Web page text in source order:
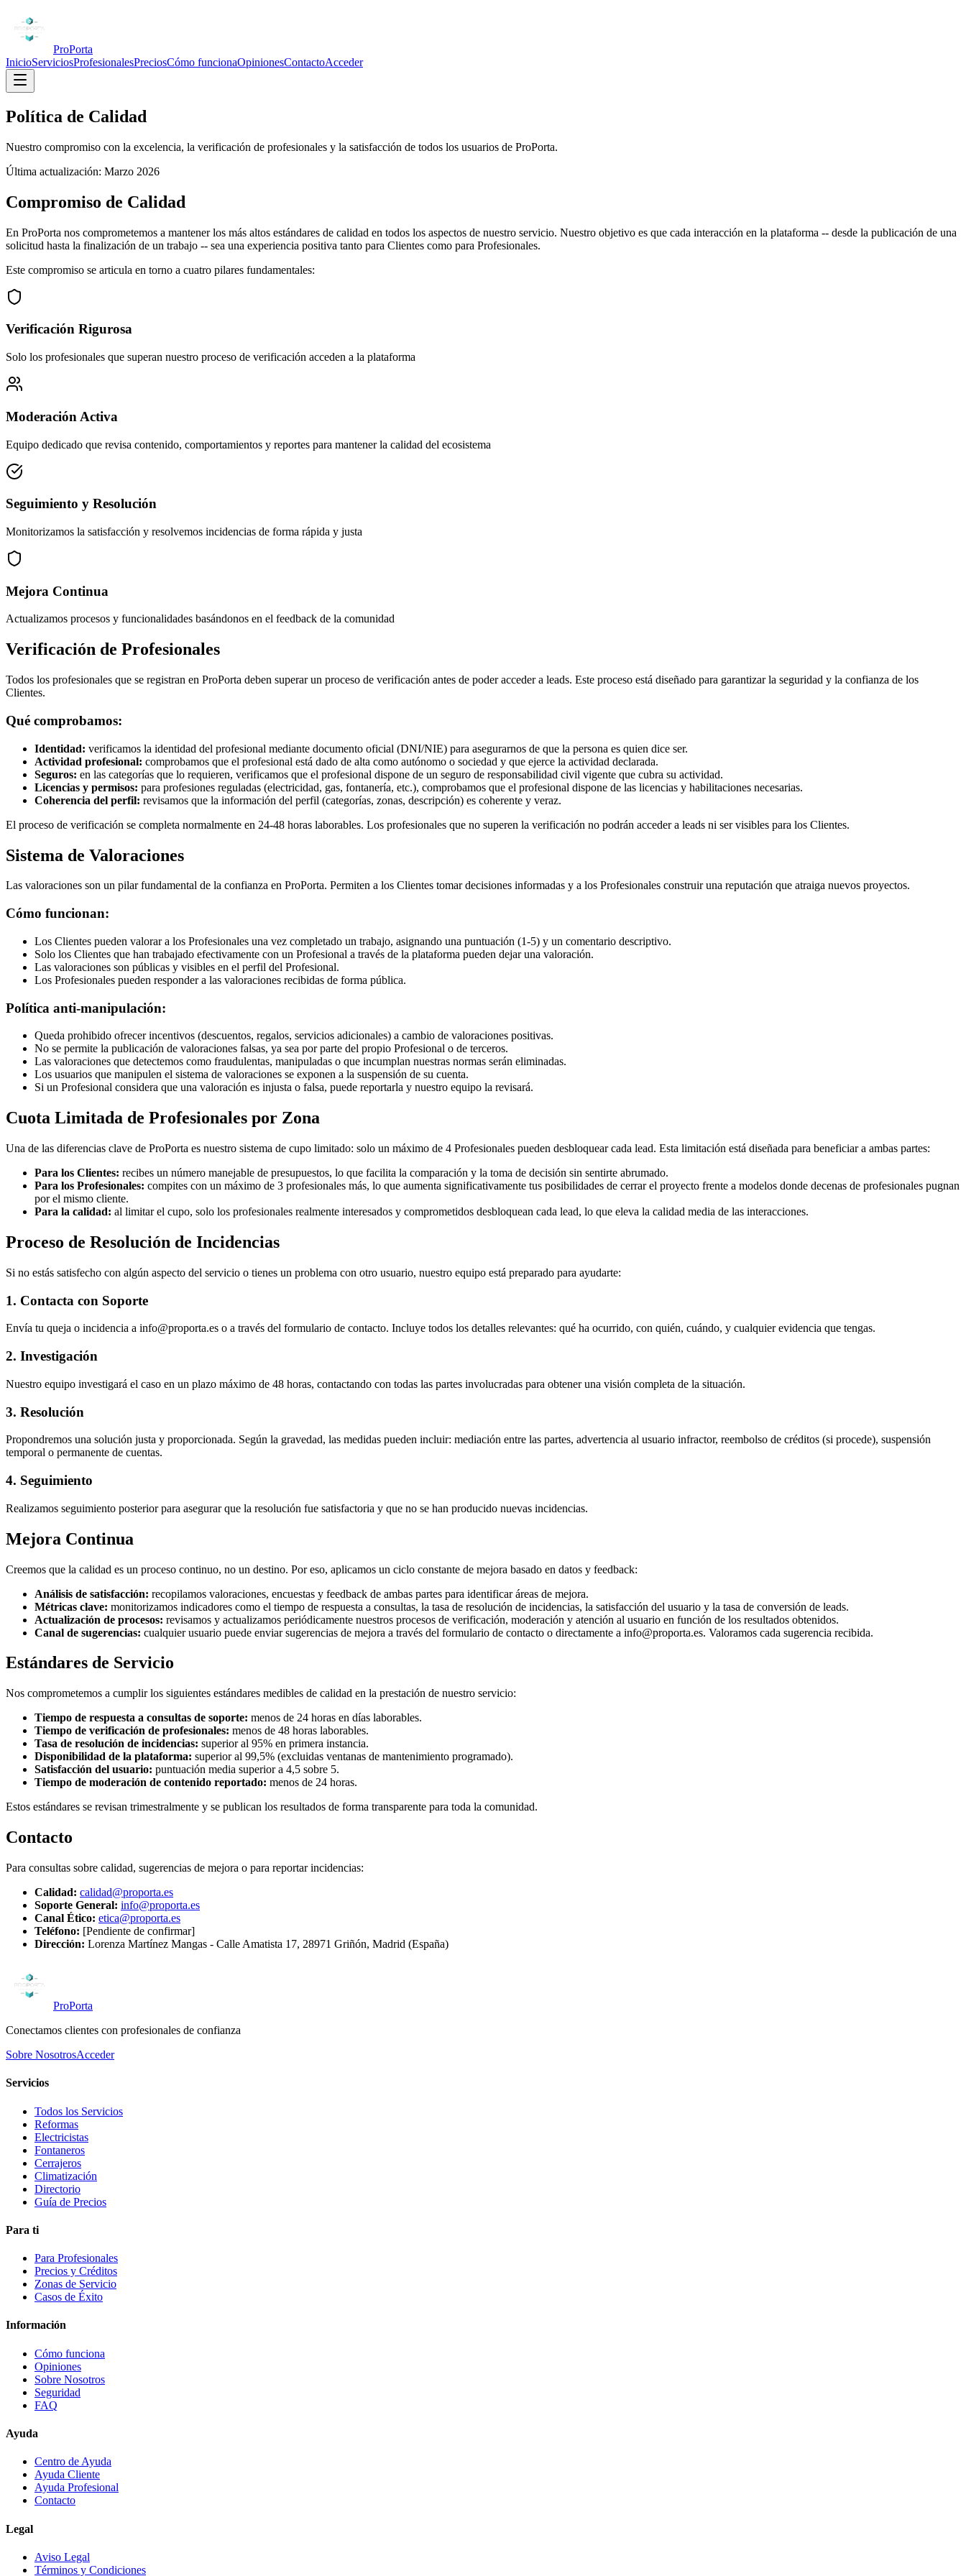
ProPorta
InicioServiciosProfesionalesPreciosCómo funcionaOpinionesContactoAcceder
Política de Calidad
Nuestro compromiso con la excelencia, la verificación de profesionales y la satisfacción de todos los usuarios de ProPorta.
Última actualización: Marzo 2026
Compromiso de Calidad
En ProPorta nos comprometemos a mantener los más altos estándares de calidad en todos los aspectos de nuestro servicio. Nuestro objetivo es que cada interacción en la plataforma -- desde la publicación de una
solicitud hasta la finalización de un trabajo -- sea una experiencia positiva tanto para Clientes como para Profesionales.
Este compromiso se articula en torno a cuatro pilares fundamentales:
Verificación Rigurosa
Solo los profesionales que superan nuestro proceso de verificación acceden a la plataforma
Moderación Activa
Equipo dedicado que revisa contenido, comportamientos y reportes para mantener la calidad del ecosistema
Seguimiento y Resolución
Monitorizamos la satisfacción y resolvemos incidencias de forma rápida y justa
Mejora Continua
Actualizamos procesos y funcionalidades basándonos en el feedback de la comunidad
Verificación de Profesionales
Todos los profesionales que se registran en ProPorta deben superar un proceso de verificación antes de poder acceder a leads. Este proceso está diseñado para garantizar la seguridad y la confianza de los
Clientes.
Qué comprobamos:
Identidad: verificamos la identidad del profesional mediante documento oficial (DNI/NIE) para asegurarnos de que la persona es quien dice ser.
Actividad profesional: comprobamos que el profesional está dado de alta como autónomo o sociedad y que ejerce la actividad declarada.
Seguros: en las categorías que lo requieren, verificamos que el profesional dispone de un seguro de responsabilidad civil vigente que cubra su actividad.
Licencias y permisos: para profesiones reguladas (electricidad, gas, fontanería, etc.), comprobamos que el profesional dispone de las licencias y habilitaciones necesarias.
Coherencia del perfil: revisamos que la información del perfil (categorías, zonas, descripción) es coherente y veraz.
El proceso de verificación se completa normalmente en 24-48 horas laborables. Los profesionales que no superen la verificación no podrán acceder a leads ni ser visibles para los Clientes.
Sistema de Valoraciones
Las valoraciones son un pilar fundamental de la confianza en ProPorta. Permiten a los Clientes tomar decisiones informadas y a los Profesionales construir una reputación que atraiga nuevos proyectos.
Cómo funcionan:
Los Clientes pueden valorar a los Profesionales una vez completado un trabajo, asignando una puntuación (1-5) y un comentario descriptivo.
Solo los Clientes que han trabajado efectivamente con un Profesional a través de la plataforma pueden dejar una valoración.
Las valoraciones son públicas y visibles en el perfil del Profesional.
Los Profesionales pueden responder a las valoraciones recibidas de forma pública.
Política anti-manipulación:
Queda prohibido ofrecer incentivos (descuentos, regalos, servicios adicionales) a cambio de valoraciones positivas.
No se permite la publicación de valoraciones falsas, ya sea por parte del propio Profesional o de terceros.
Las valoraciones que detectemos como fraudulentas, manipuladas o que incumplan nuestras normas serán eliminadas.
Los usuarios que manipulen el sistema de valoraciones se exponen a la suspensión de su cuenta.
Si un Profesional considera que una valoración es injusta o falsa, puede reportarla y nuestro equipo la revisará.
Cuota Limitada de Profesionales por Zona
Una de las diferencias clave de ProPorta es nuestro sistema de cupo limitado: solo un máximo de 4 Profesionales pueden desbloquear cada lead. Esta limitación está diseñada para beneficiar a ambas partes:
Para los Clientes: recibes un número manejable de presupuestos, lo que facilita la comparación y la toma de decisión sin sentirte abrumado.
Para los Profesionales: compites con un máximo de 3 profesionales más, lo que aumenta significativamente tus posibilidades de cerrar el proyecto frente a modelos donde decenas de profesionales pugnan
por el mismo cliente.
Para la calidad: al limitar el cupo, solo los profesionales realmente interesados y comprometidos desbloquean cada lead, lo que eleva la calidad media de las interacciones.
Proceso de Resolución de Incidencias
Si no estás satisfecho con algún aspecto del servicio o tienes un problema con otro usuario, nuestro equipo está preparado para ayudarte:
1. Contacta con Soporte
Envía tu queja o incidencia a info@proporta.es o a través del formulario de contacto. Incluye todos los detalles relevantes: qué ha ocurrido, con quién, cuándo, y cualquier evidencia que tengas.
2. Investigación
Nuestro equipo investigará el caso en un plazo máximo de 48 horas, contactando con todas las partes involucradas para obtener una visión completa de la situación.
3. Resolución
Propondremos una solución justa y proporcionada. Según la gravedad, las medidas pueden incluir: mediación entre las partes, advertencia al usuario infractor, reembolso de créditos (si procede), suspensión
temporal o permanente de cuentas.
4. Seguimiento
Realizamos seguimiento posterior para asegurar que la resolución fue satisfactoria y que no se han producido nuevas incidencias.
Mejora Continua
Creemos que la calidad es un proceso continuo, no un destino. Por eso, aplicamos un ciclo constante de mejora basado en datos y feedback:
Análisis de satisfacción: recopilamos valoraciones, encuestas y feedback de ambas partes para identificar áreas de mejora.
Métricas clave: monitorizamos indicadores como el tiempo de respuesta a consultas, la tasa de resolución de incidencias, la satisfacción del usuario y la tasa de conversión de leads.
Actualización de procesos: revisamos y actualizamos periódicamente nuestros procesos de verificación, moderación y atención al usuario en función de los resultados obtenidos.
Canal de sugerencias: cualquier usuario puede enviar sugerencias de mejora a través del formulario de contacto o directamente a info@proporta.es. Valoramos cada sugerencia recibida.
Estándares de Servicio
Nos comprometemos a cumplir los siguientes estándares medibles de calidad en la prestación de nuestro servicio:
Tiempo de respuesta a consultas de soporte: menos de 24 horas en días laborables.
Tiempo de verificación de profesionales: menos de 48 horas laborables.
Tasa de resolución de incidencias: superior al 95% en primera instancia.
Disponibilidad de la plataforma: superior al 99,5% (excluidas ventanas de mantenimiento programado).
Satisfacción del usuario: puntuación media superior a 4,5 sobre 5.
Tiempo de moderación de contenido reportado: menos de 24 horas.
Estos estándares se revisan trimestralmente y se publican los resultados de forma transparente para toda la comunidad.
Contacto
Para consultas sobre calidad, sugerencias de mejora o para reportar incidencias:
Calidad: calidad@proporta.es
Soporte General: info@proporta.es
Canal Ético: etica@proporta.es
Teléfono: [Pendiente de confirmar]
Dirección: Lorenza Martínez Mangas - Calle Amatista 17, 28971 Griñón, Madrid (España)
ProPorta
Conectamos clientes con profesionales de confianza
Sobre NosotrosAcceder
Servicios
Todos los Servicios
Reformas
Electricistas
Fontaneros
Cerrajeros
Climatización
Directorio
Guía de Precios
Para ti
Para Profesionales
Precios y Créditos
Zonas de Servicio
Casos de Éxito
Información
Cómo funciona
Opiniones
Sobre Nosotros
Seguridad
FAQ
Ayuda
Centro de Ayuda
Ayuda Cliente
Ayuda Profesional
Contacto
Legal
Aviso Legal
Términos y Condiciones